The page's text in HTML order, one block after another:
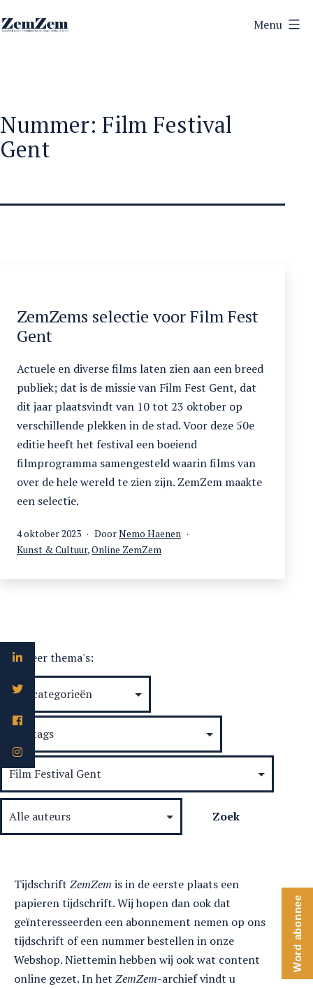
naar
Menu
Nummer: Film Festival
Gent
ZemZems selectie voor Film Fest
Gent
Actuele en diverse films laten zien aan een breed
publiek; dat is de missie van Film Fest Gent, dat
dit jaar plaatsvindt van 10 tot 23 oktober op
verschillende plekken in de stad. Voor deze 50e
editie heeft het festival een boeiend
filmprogramma samengesteld waarin films van
over de hele wereld te zien zijn. ZemZem maakte
een selectie.
Gepubliceerd
op
4 oktober 2023 DoorNemo Haenen
Gecategoriseerd
Kunst & Cultuur,Online ZemZem
Selecteer thema's:
Tijdschrift ZemZem is in de eerste plaats een
papieren tijdschrift. Wij hopen dan ook dat
geïnteresseerden een abonnement nemen op ons
tijdschrift of een nummer bestellen in onze
Webshop. Niettemin hebben wij ook wat content
online gezet. In het ZemZem-archief vindt u
Word abonnee